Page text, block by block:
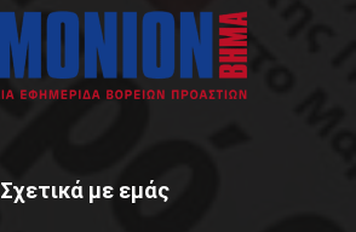
Σχετικά με εμάς